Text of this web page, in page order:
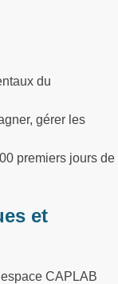
du
gérer les
premiers jours de
et
CAPLAB